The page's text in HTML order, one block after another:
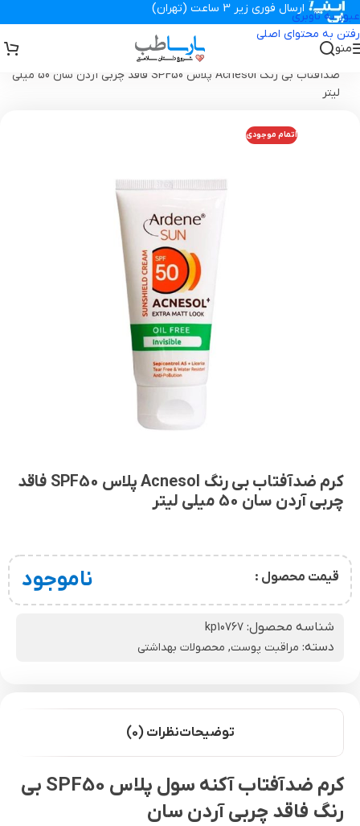
عبور به ناوبری
رفتن به محتوای اصلی
ارسال فوری زیر 3 ساعت (تهران)
منو
تجهیزات پزشکی پارساطب محصولات بهداشتی
کرم
ضدآفتاب بی رنگ Acnesol پلاس SPF50 فاقد چربی آردن سان 50 میلی
لیتر
اتمام موجودی
کرم ضدآفتاب بی رنگ Acnesol پلاس SPF50 فاقد
چربی آردن سان 50 میلی لیتر
قیمت محصول : ناموجود
شناسه محصول: kp10767
دسته: مراقبت پوست, محصولات بهداشتی
توضیحاتنظرات (0)
کرم ضدآفتاب آکنه سول پلاس SPF50 بی
رنگ فاقد چربی آردن سان